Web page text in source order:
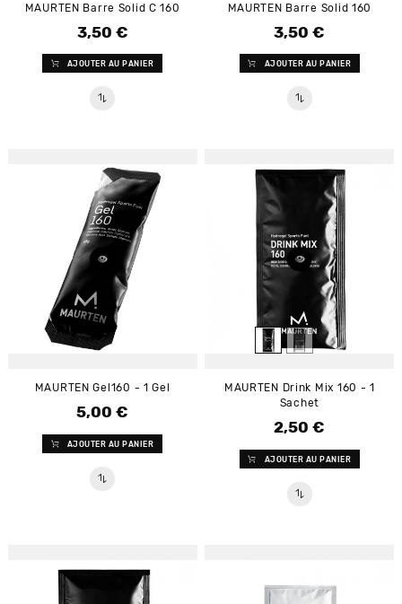
MAURTEN Barre Solid C 160
Prix
3,50 €
AJOUTER AU PANIER
MAURTEN Barre Solid 160
Prix
3,50 €
AJOUTER AU PANIER
MAURTEN Gel160 - 1 Gel
Prix
5,00 €
AJOUTER AU PANIER
MAURTEN Drink Mix 160 - 1
Sachet
Prix
2,50 €
AJOUTER AU PANIER